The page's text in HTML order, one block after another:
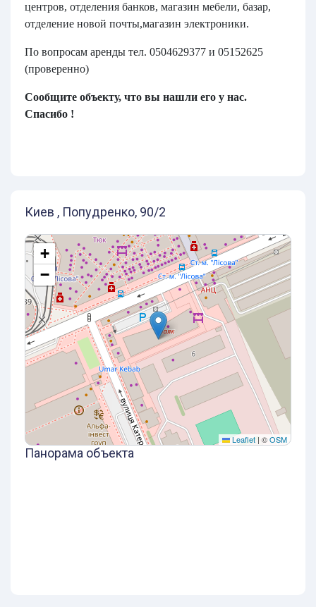
центров, отделения банков, магазин мебели, базар,
отделение новой почты,магазин электроники.
По вопросам аренды тел. 0504629377 и 05152625
(проверенно)
Сообщите объекту, что вы нашли его у нас.
Спасибо !
Киев , Попудренко, 90/2
+
−
Leaflet | ©OSM
Панорама объекта